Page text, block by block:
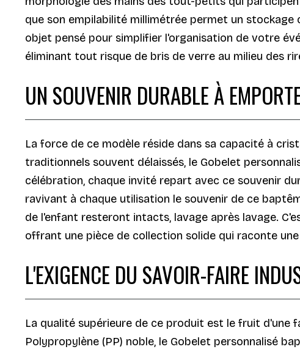
que son empilabilité millimétrée permet un stockage
objet pensé pour simplifier l'organisation de votre
éliminant tout risque de bris de verre au milieu des
UN SOUVENIR DURABLE À
La force de ce modèle réside dans sa capacité à
traditionnels souvent délaissés, le Gobelet
célébration, chaque invité repart avec ce souvenir
ravivant à chaque utilisation le souvenir de ce
de l'enfant resteront intacts, lavage après lavage.
offrant une pièce de collection solide qui raconte
L'EXIGENCE DU SAVOIR-FAIRE
La qualité supérieure de ce produit est le fruit d'une
Polypropylène (PP) noble, le Gobelet personnalisé